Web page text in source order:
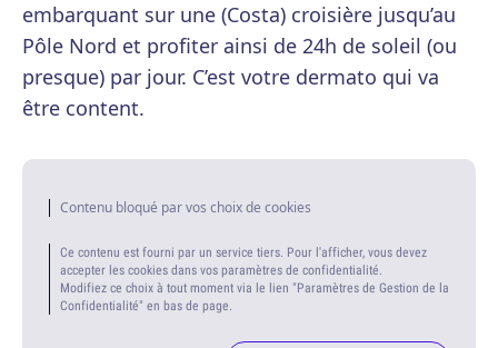
embarquant sur une (Costa) croisière jusqu’au
Pôle Nord et profiter ainsi de 24h de soleil (ou
presque) par jour. C’est votre dermato qui va
être content.
Contenu bloqué par vos choix de cookies
Ce contenu est fourni par un service tiers. Pour l'afficher, vous devez
accepter les cookies dans vos paramètres de confidentialité.
Modifiez ce choix à tout moment via le lien "Paramètres de Gestion de la
Confidentialité" en bas de page.